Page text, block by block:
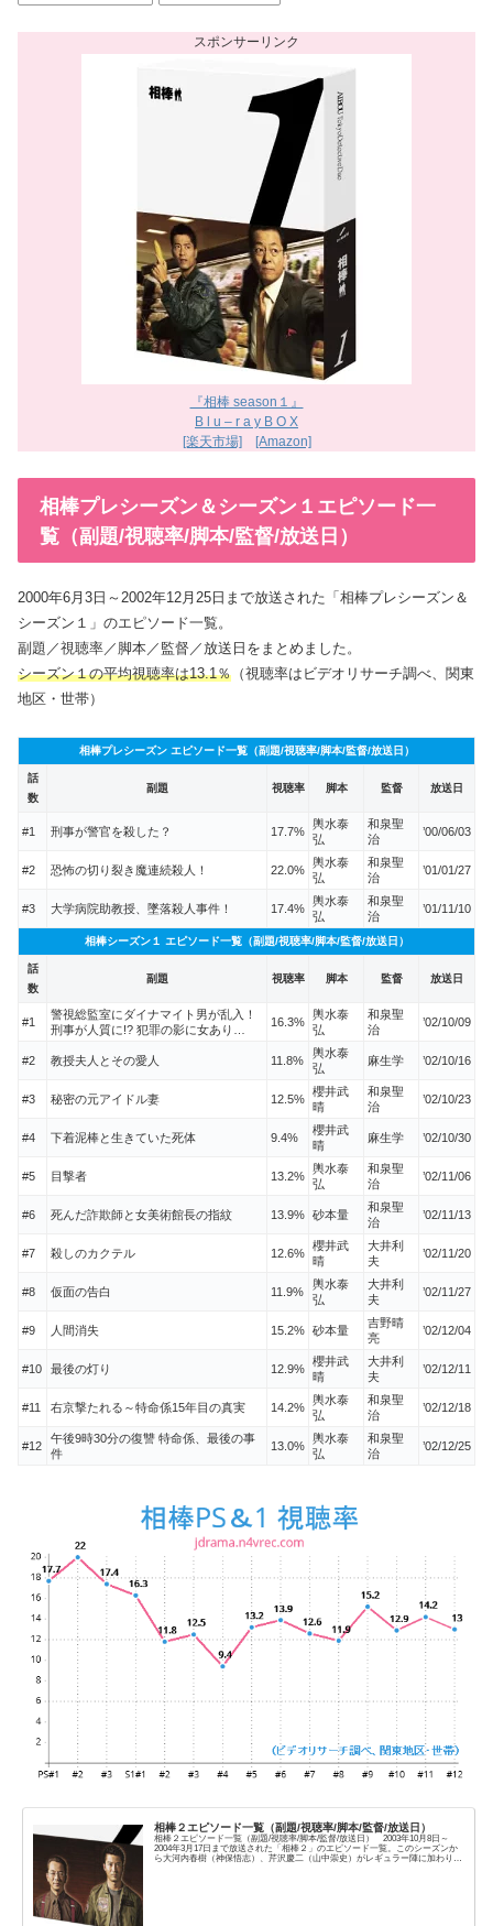
『相棒 season１』
B l u – r a y B O X
[楽天市場]
[Amazon]
相棒プレシーズン＆シーズン１エピソード一
覧（副題/視聴率/脚本/監督/放送日）
2000年6月3日～2002年12月25日まで放送された「相棒プレシーズン＆
シーズン１」のエピソード一覧。
副題／視聴率／脚本／監督／放送日をまとめました。
シーズン１の平均視聴率は13.1％ （視聴率はビデオリサーチ調べ、関東
地区・世帯）
相棒プレシーズン エピソード一覧（副題/視聴率/脚本/監督/放送日）
話
数
副題 視聴率 脚本 監督 放送日
#1 刑事が警官を殺した？ 17.7%
輿水泰
弘
和泉聖
治
’00/06/03
#2 恐怖の切り裂き魔連続殺人！ 22.0%
輿水泰
弘
和泉聖
治
’01/01/27
#3 大学病院助教授、墜落殺人事件！ 17.4%
輿水泰
弘
和泉聖
治
’01/11/10
相棒シーズン１ エピソード一覧（副題/視聴率/脚本/監督/放送日）
話
数
副題 視聴率 脚本 監督 放送日
#1
警視総監室にダイナマイト男が乱入！
刑事が人質に!? 犯罪の影に女あり…
16.3%
輿水泰
弘
和泉聖
治
’02/10/09
#2 教授夫人とその愛人 11.8%
輿水泰
弘
麻生学 ’02/10/16
#3 秘密の元アイドル妻 12.5%
櫻井武
晴
和泉聖
治
’02/10/23
#4 下着泥棒と生きていた死体 9.4%
櫻井武
晴
麻生学 ’02/10/30
#5 目撃者 13.2%
輿水泰
弘
和泉聖
治
’02/11/06
#6 死んだ詐欺師と女美術館長の指紋 13.9% 砂本量
和泉聖
治
’02/11/13
#7 殺しのカクテル 12.6%
櫻井武
晴
大井利
夫
’02/11/20
#8 仮面の告白 11.9%
輿水泰
弘
大井利
夫
’02/11/27
#9 人間消失 15.2% 砂本量
吉野晴
亮
’02/12/04
#10 最後の灯り 12.9%
櫻井武
晴
大井利
夫
’02/12/11
#11 右京撃たれる～特命係15年目の真実 14.2%
輿水泰
弘
和泉聖
治
’02/12/18
#12
午後9時30分の復讐 特命係、最後の事
件
13.0%
輿水泰
弘
和泉聖
治
’02/12/25
相棒２エピソード一覧（副題/視聴率/脚本/監督/放送日）
相棒２エピソード一覧（副題/視聴率/脚本/監督/放送日） 2003年10月8日～
2004年3月17日まで放送された「相棒２」のエピソード一覧。このシーズンか
ら大河内春樹（神保悟志）、芹沢慶二（山中崇史）がレギュラー陣に加わりま